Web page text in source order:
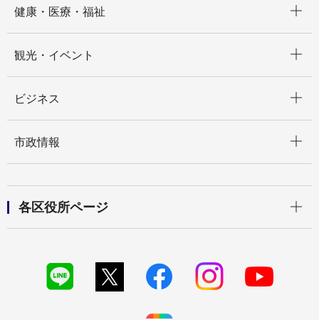
健康・医療・福祉
観光・イベント
ビジネス
市政情報
各区役所ページ